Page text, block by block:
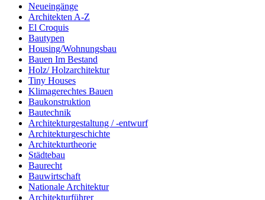
Neueingänge
Architekten A-Z
El Croquis
Bautypen
Housing/Wohnungsbau
Bauen Im Bestand
Holz/ Holzarchitektur
Tiny Houses
Klimagerechtes Bauen
Baukonstruktion
Bautechnik
Architekturgestaltung / -entwurf
Architekturgeschichte
Architekturtheorie
Städtebau
Baurecht
Bauwirtschaft
Nationale Architektur
Architekturführer